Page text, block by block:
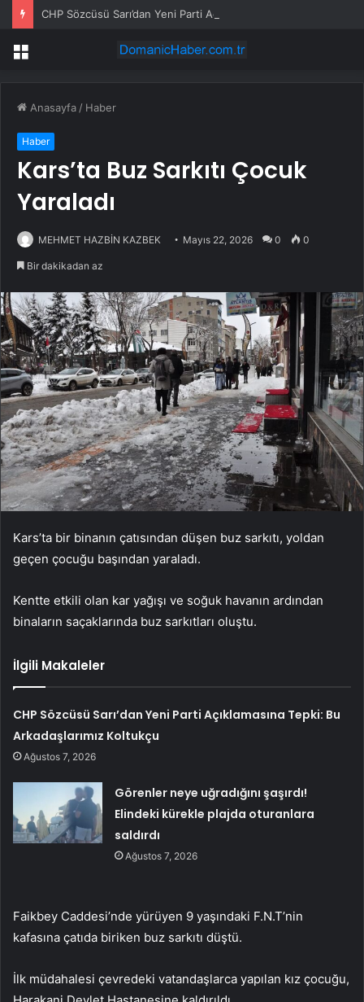
Menü
Anasayfa / Haber
Haber
Kars’ta Buz Sarkıtı Çocuk
Yaraladı
MEHMET HAZBİN KAZBEK Mayıs 22, 2026 0 0
Bir dakikadan az
Kars’ta bir binanın çatısından düşen buz sarkıtı, yoldan
geçen çocuğu başından yaraladı.
Kentte etkili olan kar yağışı ve soğuk havanın ardından
binaların saçaklarında buz sarkıtları oluştu.
İlgili Makaleler
CHP Sözcüsü Sarı’dan Yeni Parti Açıklamasına Tepki: Bu
Arkadaşlarımız Koltukçu
Ağustos 7, 2026
Görenler neye uğradığını şaşırdı!
Elindeki kürekle plajda oturanlara
saldırdı
Ağustos 7, 2026
Faikbey Caddesi’nde yürüyen 9 yaşındaki F.N.T’nin
kafasına çatıda biriken buz sarkıtı düştü.
İlk müdahalesi çevredeki vatandaşlarca yapılan kız çocuğu,